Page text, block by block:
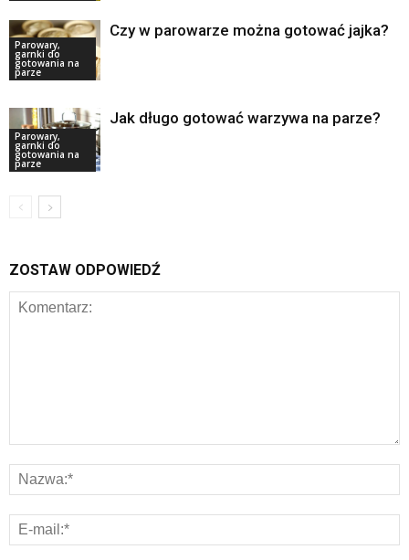
Parowary,
garnki do
gotowania na
parze
Czy w parowarze można gotować jajka?
Parowary,
garnki do
gotowania na
parze
Jak długo gotować warzywa na parze?
ZOSTAW ODPOWIEDŹ